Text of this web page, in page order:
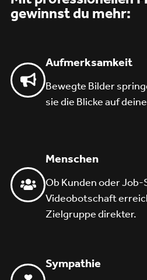
gewinnst du mehr:
Aufmerksamkeit
Bewegte Bilder
sie die Blicke auf
Menschen
Ob Kunden oder Job-
Videobotschaft
Zielgruppe direkter.
Sympathie